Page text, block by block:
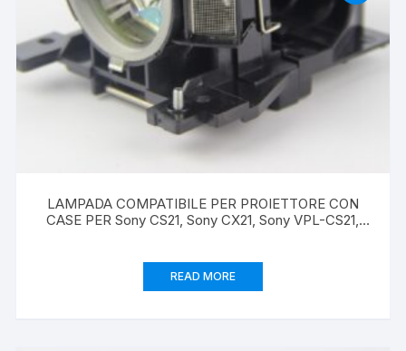
LAMPADA COMPATIBILE PER PROIETTORE CON
CASE PER Sony CS21, Sony CX21, Sony VPL-CS21,
READ MORE